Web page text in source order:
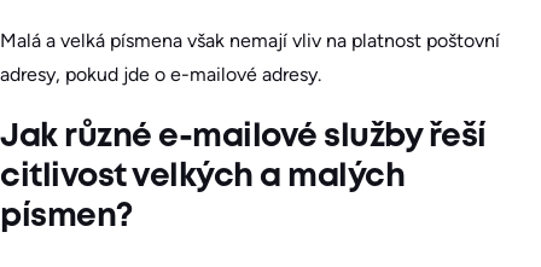
Malá a velká písmena však nemají vliv na platnost poštovní
adresy, pokud jde o e-mailové adresy.
Jak různé e-mailové služby řeší
citlivost velkých a malých
písmen?